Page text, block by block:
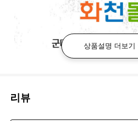
상품설명 더보기
리뷰